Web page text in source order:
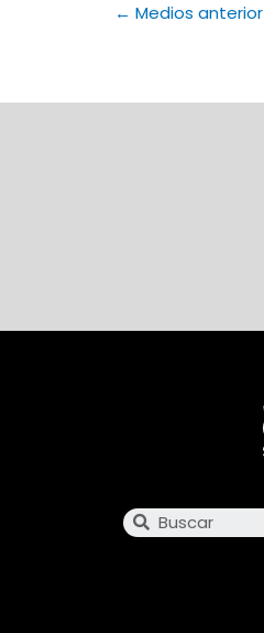
← Medios anterior